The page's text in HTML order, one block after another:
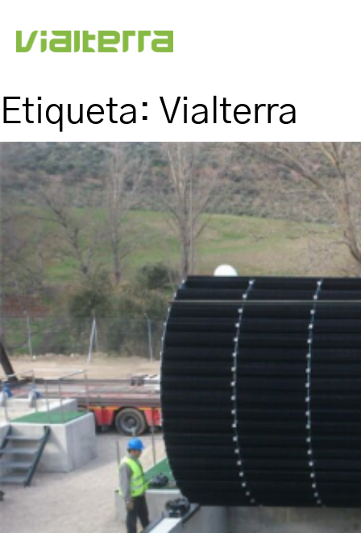
Etiqueta: Vialterra